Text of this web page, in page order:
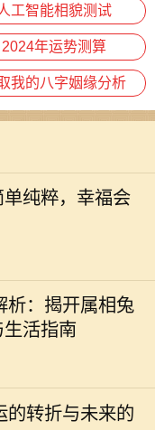
工智能相貌测试
2024年运势测算
我的八字姻缘分析
纯粹，幸福会
所困扰，渐渐忽略
心的需求。或许，
步，思索如何让生
析：揭开属相兔
活指南
，兔子在中国文化
动和机敏。它不仅
更是一种富有灵性
平与希望。对于在
的转折与未来的
2812年，地球上的
巨大的变化。科技
的恶化、人类思维